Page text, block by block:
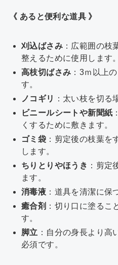
《 あると便利な道具 》
刈込ばさみ：広範囲の枝
整えるために使用します。
高枝切ばさみ ：3ｍ以上
す。
ノコギリ
：太い枝を切る
ビニールシートや新聞紙
くするために敷きます。
ゴミ袋 ：剪定後の枝葉を
します。
ちりとりやほうき ：剪定
ます。
消毒液 ：道具を清潔に保
癒合剤 ：切り口に塗るこ
す。
脚立 ：自分の身長より高
必須です。